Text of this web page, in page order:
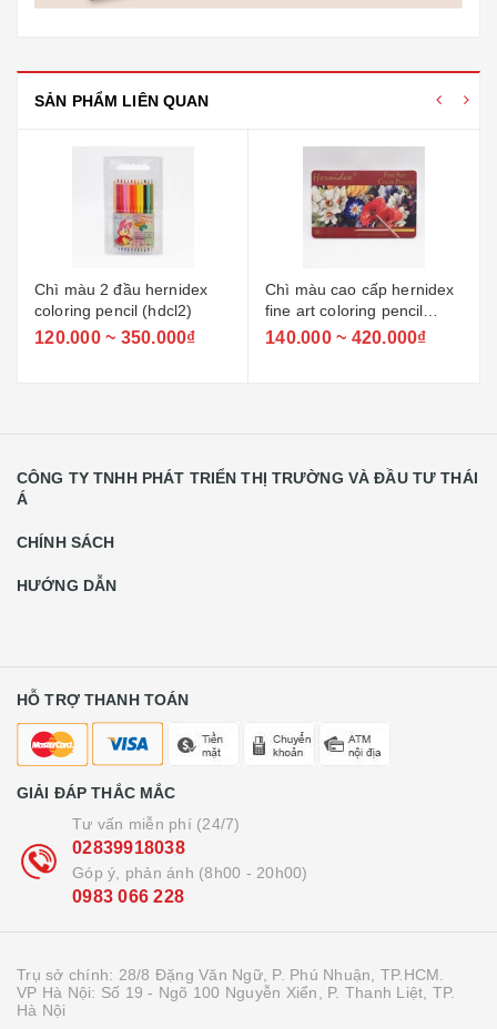
SẢN PHẨM LIÊN QUAN
Chì màu 2 đầu hernidex
coloring pencil (hdcl2)
120.000 ~ 350.000₫
Chì màu cao cấp hernidex
fine art coloring pencil
(hdcla)
140.000 ~ 420.000₫
CÔNG TY TNHH PHÁT TRIỂN THỊ TRƯỜNG VÀ ĐẦU TƯ THÁI
Á
CHÍNH SÁCH
HƯỚNG DẪN
HỖ TRỢ THANH TOÁN
GIẢI ĐÁP THẮC MẮC
Tư vấn miễn phí (24/7)
02839918038
Góp ý, phản ánh (8h00 - 20h00)
0983 066 228
Trụ sở chính: 28/8 Đặng Văn Ngữ, P. Phú Nhuận, TP.HCM.
VP Hà Nội: Số 19 - Ngõ 100 Nguyễn Xiển, P. Thanh Liệt, TP.
Hà Nội